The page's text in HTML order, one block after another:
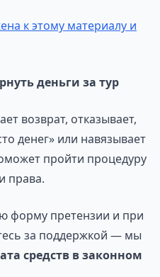
к этому материалу и
деньги за тур
возврат, отказывает,
денег» или навязывает
пройти процедуру
права.
форму претензии и при
за поддержкой — мы
средств в законном